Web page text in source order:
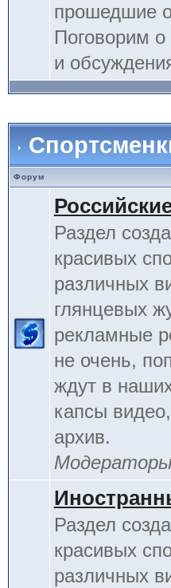
прошедшие
Поговорим
и
Форум
Раздел
красивых
различных
глянцевых
рекламные
не очень,
ждут в
капсы
архив.
Раздел
красивых
различных